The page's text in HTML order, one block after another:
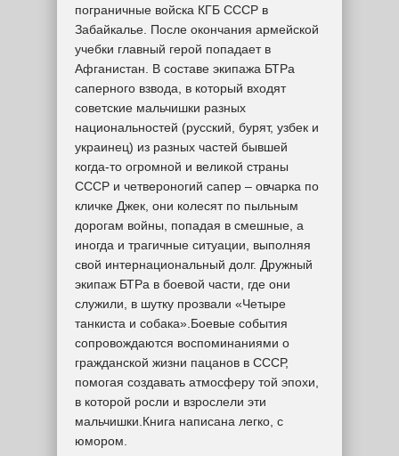
пограничные войска КГБ СССР в
Забайкалье. После окончания армейской
учебки главный герой попадает в
Афганистан. В составе экипажа БТРа
саперного взвода, в который входят
советские мальчишки разных
национальностей (русский, бурят, узбек и
украинец) из разных частей бывшей
когда-то огромной и великой страны
СССР и четвероногий сапер – овчарка по
кличке Джек, они колесят по пыльным
дорогам войны, попадая в смешные, а
иногда и трагичные ситуации, выполняя
свой интернациональный долг. Дружный
экипаж БТРа в боевой части, где они
служили, в шутку прозвали «Четыре
танкиста и собака».Боевые события
сопровождаются воспоминаниями о
гражданской жизни пацанов в СССР,
помогая создавать атмосферу той эпохи,
в которой росли и взрослели эти
мальчишки.Книга написана легко, с
юмором.